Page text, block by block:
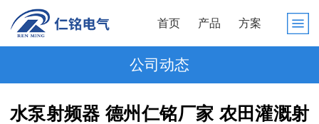
首页 产品 方案
公司动态
水泵射频器 德州仁铭厂家 农田灌溉射